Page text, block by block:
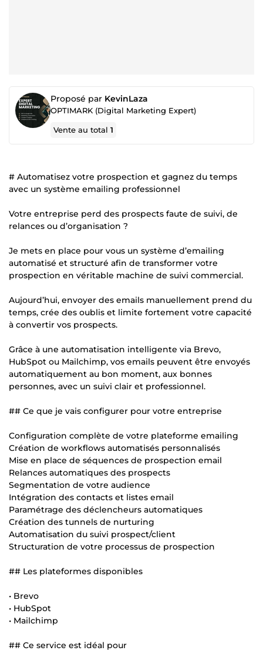
Proposé par KevinLaza
OPTIMARK (Digital Marketing Expert)
Vente au total1
# Automatisez votre prospection et gagnez du temps
avec un système emailing professionnel
Votre entreprise perd des prospects faute de suivi, de
relances ou d’organisation ?
Je mets en place pour vous un système d’emailing
automatisé et structuré afin de transformer votre
prospection en véritable machine de suivi commercial.
Aujourd’hui, envoyer des emails manuellement prend du
temps, crée des oublis et limite fortement votre capacité
à convertir vos prospects.
Grâce à une automatisation intelligente via Brevo,
HubSpot ou Mailchimp, vos emails peuvent être envoyés
automatiquement au bon moment, aux bonnes
personnes, avec un suivi clair et professionnel.
## Ce que je vais configurer pour votre entreprise
Configuration complète de votre plateforme emailing
Création de workflows automatisés personnalisés
Mise en place de séquences de prospection email
Relances automatiques des prospects
Segmentation de votre audience
Intégration des contacts et listes email
Paramétrage des déclencheurs automatiques
Création des tunnels de nurturing
Automatisation du suivi prospect/client
Structuration de votre processus de prospection
## Les plateformes disponibles
• Brevo
• HubSpot
• Mailchimp
## Ce service est idéal pour